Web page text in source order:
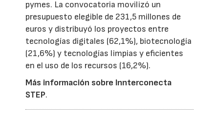
pymes. La convocatoria movilizó un
presupuesto elegible de 231,5 millones de
euros y distribuyó los proyectos entre
tecnologías digitales (62,1%), biotecnología
(21,6%) y tecnologías limpias y eficientes
en el uso de los recursos (16,2%).
Más información sobre Innterconecta
STEP.